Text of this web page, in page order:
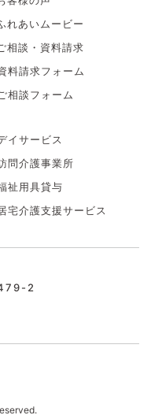
れあいムービー
相談・資料請求
料請求フォーム
ご相談フォーム
イサービス
問介護事業所
祉用具貸与
宅介護支援サービス
2